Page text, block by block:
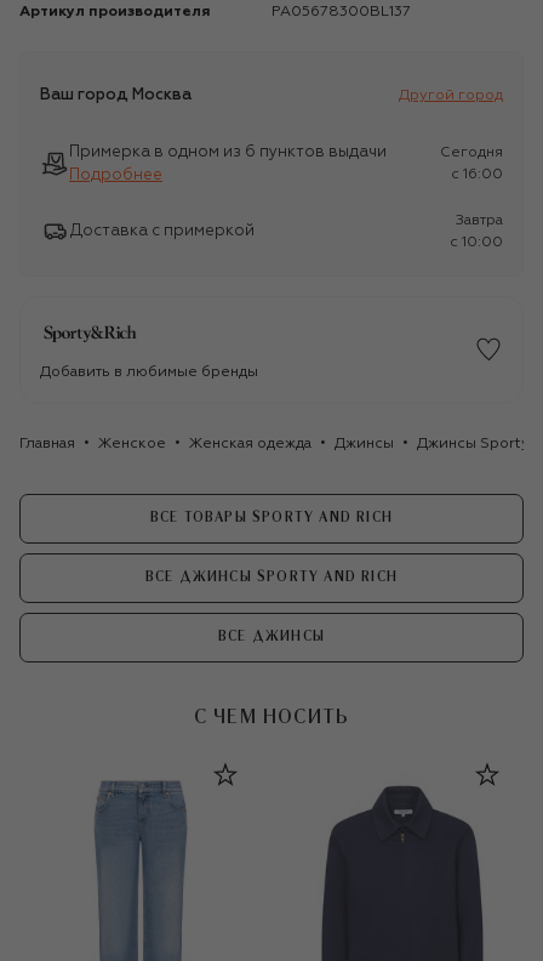
Артикул производителя PA05678300BL137
Ваш город Москва Другой город
Примерка в одном из 6 пунктов выдачи
Подробнее
Сегодня
c 16:00
Доставка с примеркой
Завтра
c 10:00
Добавить в любимые бренды
Главная Женское Женская одежда Джинсы Джинсы Sporty
ВСЕ ТОВАРЫ SPORTY AND RICH
ВСЕ ДЖИНСЫ SPORTY AND RICH
ВСЕ ДЖИНСЫ
С ЧЕМ НОСИТЬ